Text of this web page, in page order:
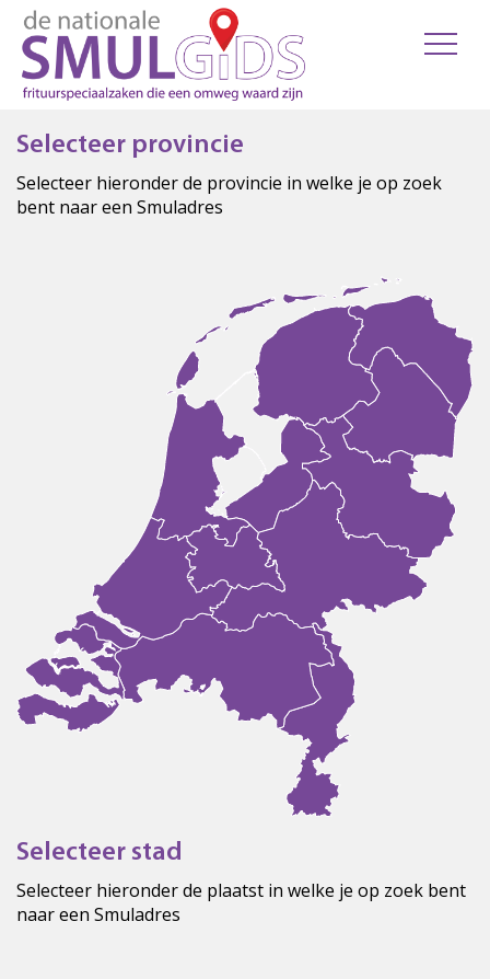
Selecteer provincie
Selecteer hieronder de provincie in welke je op zoek
bent naar een Smuladres
Selecteer stad
Selecteer hieronder de plaatst in welke je op zoek bent
naar een Smuladres